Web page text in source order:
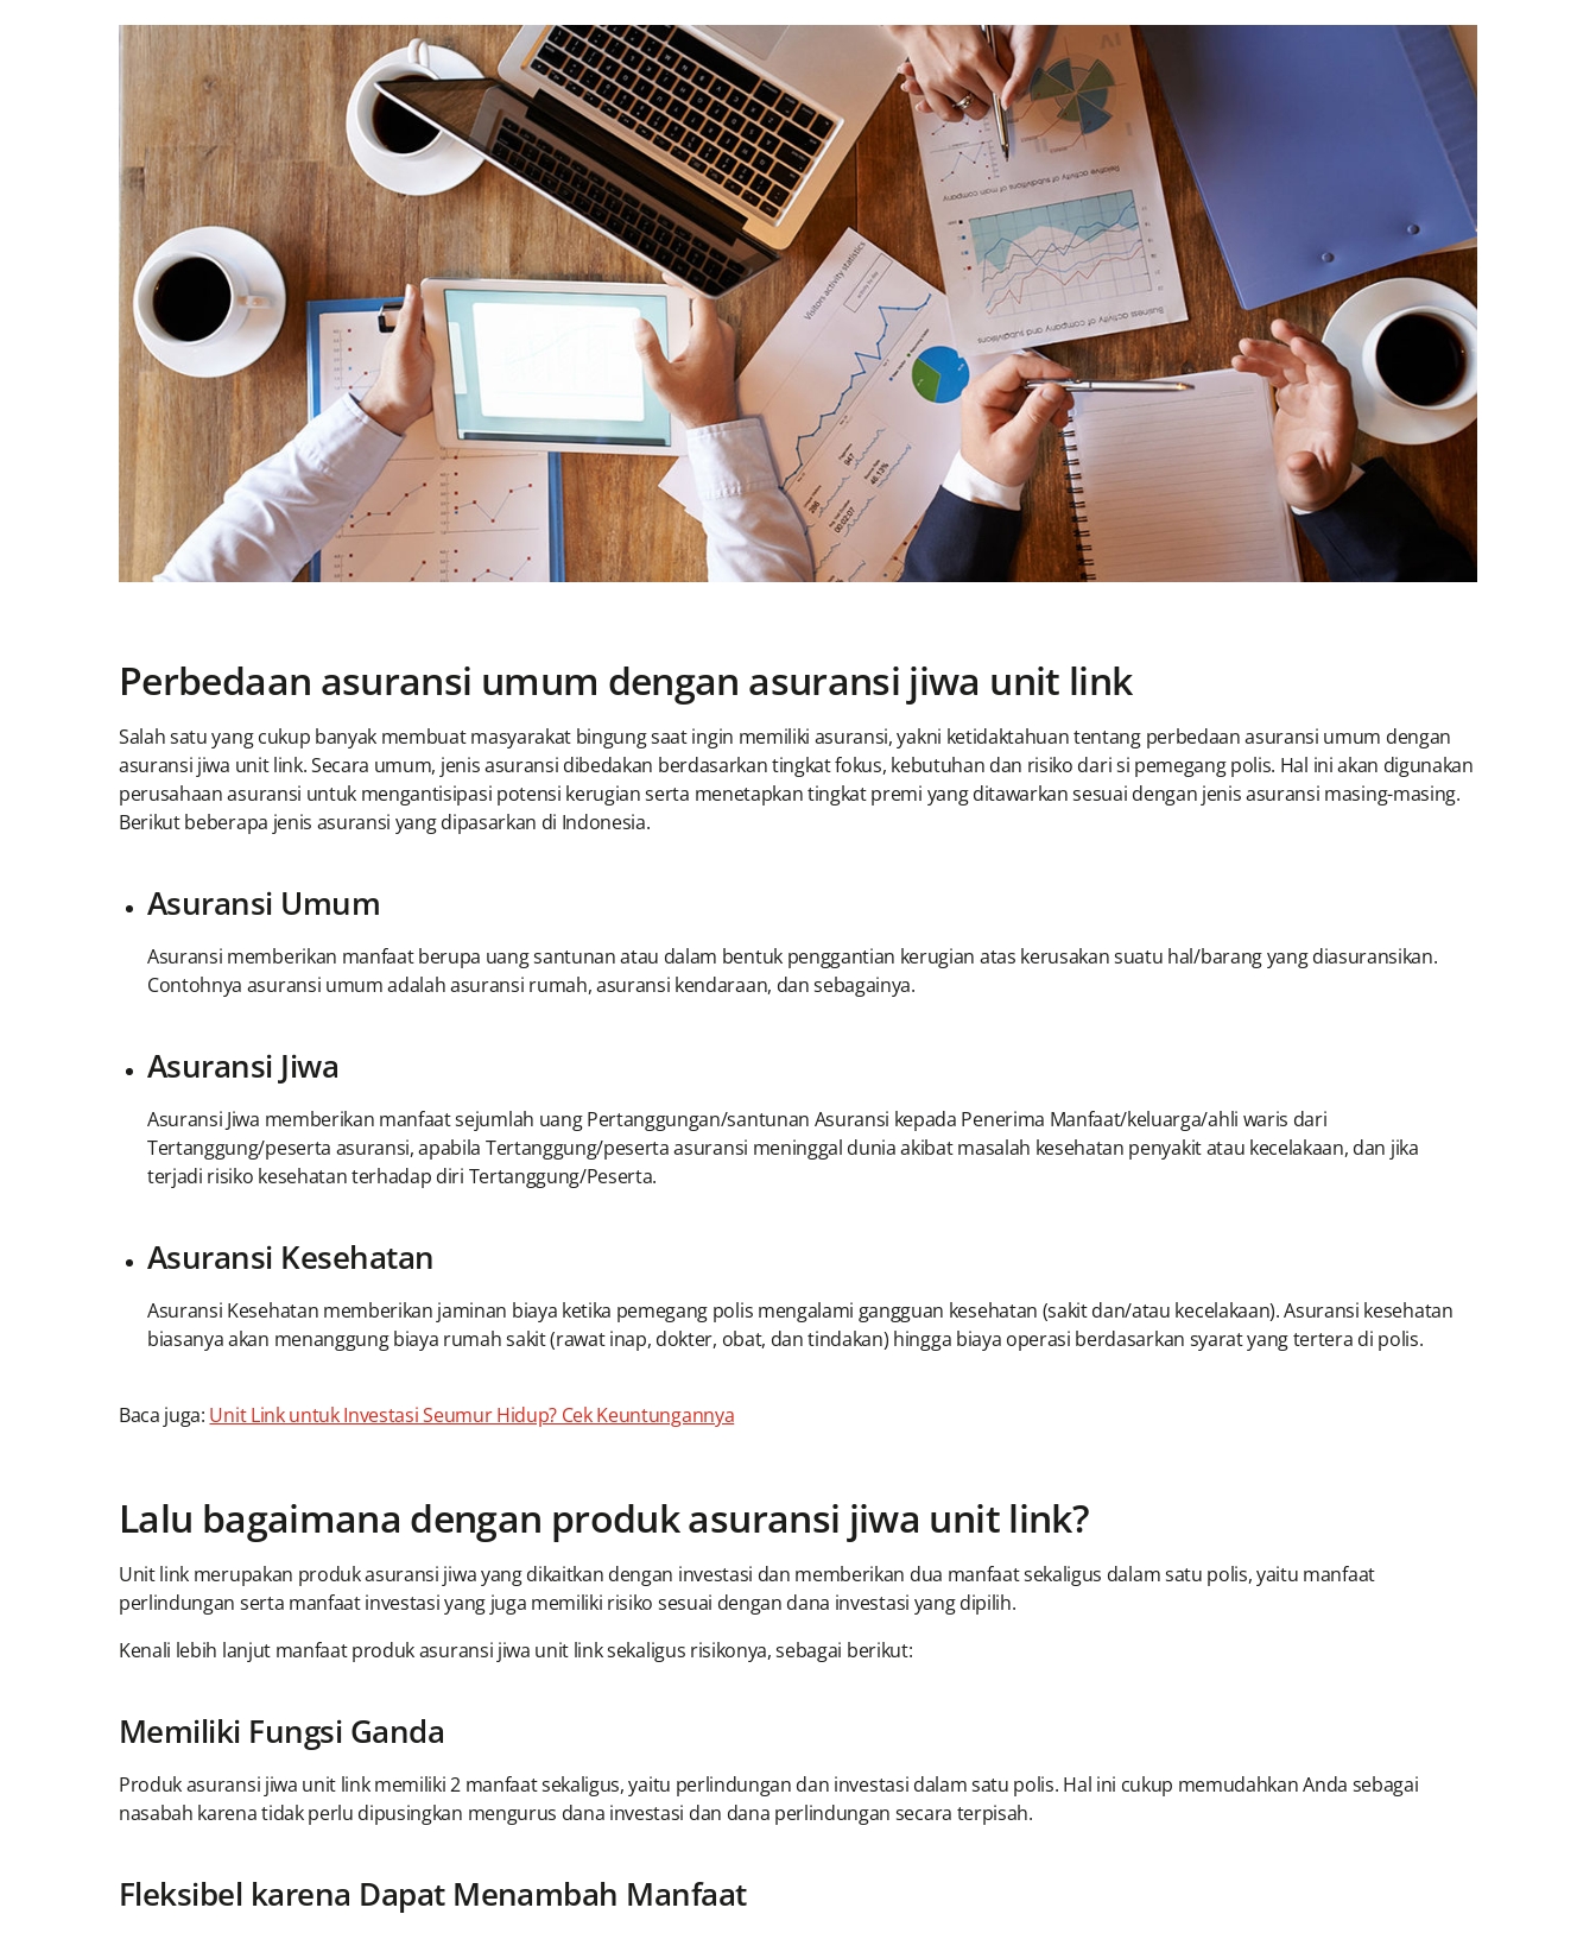
Perbedaan asuransi umum dengan asuransi jiwa unit link
Salah satu yang cukup banyak membuat masyarakat bingung saat ingin memiliki asuransi, yakni ketidaktahuan tentang perbedaan asuransi umum dengan
asuransi jiwa unit link. Secara umum, jenis asuransi dibedakan berdasarkan tingkat fokus, kebutuhan dan risiko dari si pemegang polis. Hal ini akan digunakan
perusahaan asuransi untuk mengantisipasi potensi kerugian serta menetapkan tingkat premi yang ditawarkan sesuai dengan jenis asuransi masing-masing.
Berikut beberapa jenis asuransi yang dipasarkan di Indonesia.
Asuransi Umum
Asuransi memberikan manfaat berupa uang santunan atau dalam bentuk penggantian kerugian atas kerusakan suatu hal/barang yang diasuransikan.
Contohnya asuransi umum adalah asuransi rumah, asuransi kendaraan, dan sebagainya.
Asuransi Jiwa
Asuransi Jiwa memberikan manfaat sejumlah uang Pertanggungan/santunan Asuransi kepada Penerima Manfaat/keluarga/ahli waris dari
Tertanggung/peserta asuransi, apabila Tertanggung/peserta asuransi meninggal dunia akibat masalah kesehatan penyakit atau kecelakaan, dan jika
terjadi risiko kesehatan terhadap diri Tertanggung/Peserta.
Asuransi Kesehatan
Asuransi Kesehatan memberikan jaminan biaya ketika pemegang polis mengalami gangguan kesehatan (sakit dan/atau kecelakaan). Asuransi kesehatan
biasanya akan menanggung biaya rumah sakit (rawat inap, dokter, obat, dan tindakan) hingga biaya operasi berdasarkan syarat yang tertera di polis.
Baca juga: Unit Link untuk Investasi Seumur Hidup? Cek Keuntungannya
Lalu bagaimana dengan produk asuransi jiwa unit link?
Unit link merupakan produk asuransi jiwa yang dikaitkan dengan investasi dan memberikan dua manfaat sekaligus dalam satu polis, yaitu manfaat
perlindungan serta manfaat investasi yang juga memiliki risiko sesuai dengan dana investasi yang dipilih.
Kenali lebih lanjut manfaat produk asuransi jiwa unit link sekaligus risikonya, sebagai berikut:
Memiliki Fungsi Ganda
Produk asuransi jiwa unit link memiliki 2 manfaat sekaligus, yaitu perlindungan dan investasi dalam satu polis. Hal ini cukup memudahkan Anda sebagai
nasabah karena tidak perlu dipusingkan mengurus dana investasi dan dana perlindungan secara terpisah.
Fleksibel karena Dapat Menambah Manfaat